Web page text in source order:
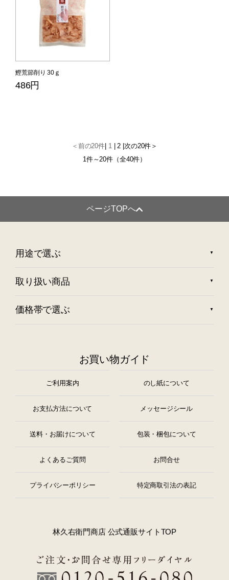
鰹荒節削り 30ｇ
486円
＜前の20件 1|2 次の20件＞
1件～20件（全40件）
ページTOPへ
用途で選ぶ
取り扱い商品
価格帯で選ぶ
お買い物ガイド
ご利用案内 のし紙について
お支払方法について メッセージシール
送料・お届けについて 包装・梱包について
よくあるご質問 お問合せ
プライバシーポリシー 特定商取引法の表記
林久右衛門商店 公式通販サイトTOP